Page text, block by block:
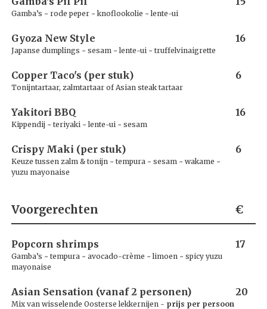
Gamba’s ~ rode peper ~ knoflookolie ~ lente-ui
Gyoza New Style 16
Japanse dumplings ~ sesam ~ lente-ui ~ truffelvinaigrette
Copper Taco's (per stuk) 6
Tonijntartaar, zalmtartaar of Asian steak tartaar
Yakitori BBQ 16
Kippendij ~ teriyaki ~ lente-ui ~ sesam
Crispy Maki (per stuk) 6
Keuze tussen zalm & tonijn ~ tempura ~ sesam ~ wakame ~
yuzu mayonaise
Voorgerechten €
Popcorn shrimps 17
Gamba’s ~ tempura ~ avocado-crème ~ limoen ~ spicy yuzu
mayonaise
Asian Sensation (vanaf 2 personen) 20
Mix van wisselende Oosterse lekkernijen - prijs per persoon